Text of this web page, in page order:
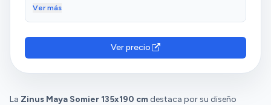
a mi dormitorio. La altura de 36 cm permite un fácil
incluidas. Además, el diseño sin necesidad de somier
adicional es muy práctico y ahorra espacio. La cama
es silenciosa y proporciona un soporte firme y
para quienes buscan calidad, funcionalidad y estilo a
Ver más
Ver precio
La Zinus Maya Somier 135x190 cm destaca por su diseño